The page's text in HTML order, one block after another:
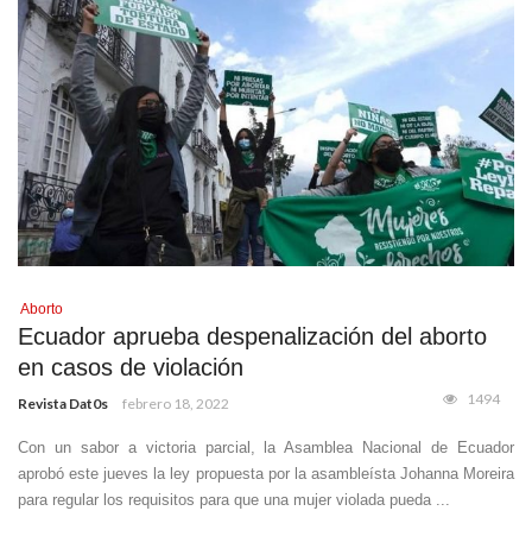
Aborto
Ecuador aprueba despenalización del aborto
en casos de violación
Revista Dat0s febrero 18, 2022 1494
Con un sabor a victoria parcial, la Asamblea Nacional de Ecuador
aprobó este jueves la ley propuesta por la asambleísta Johanna Moreira
para regular los requisitos para que una mujer violada pueda ...